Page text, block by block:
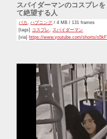
スパイダーマンのコスプレ
て絶望する人
バカ,ハプニング / 4 MB / 131 frames
[tags] コスプレ
スパイダーマン
[via] https://www.youtube.com/shorts/